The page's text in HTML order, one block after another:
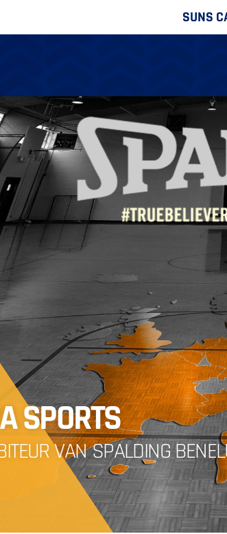
SUNS
SPORTS
VAN ‌SPALDING